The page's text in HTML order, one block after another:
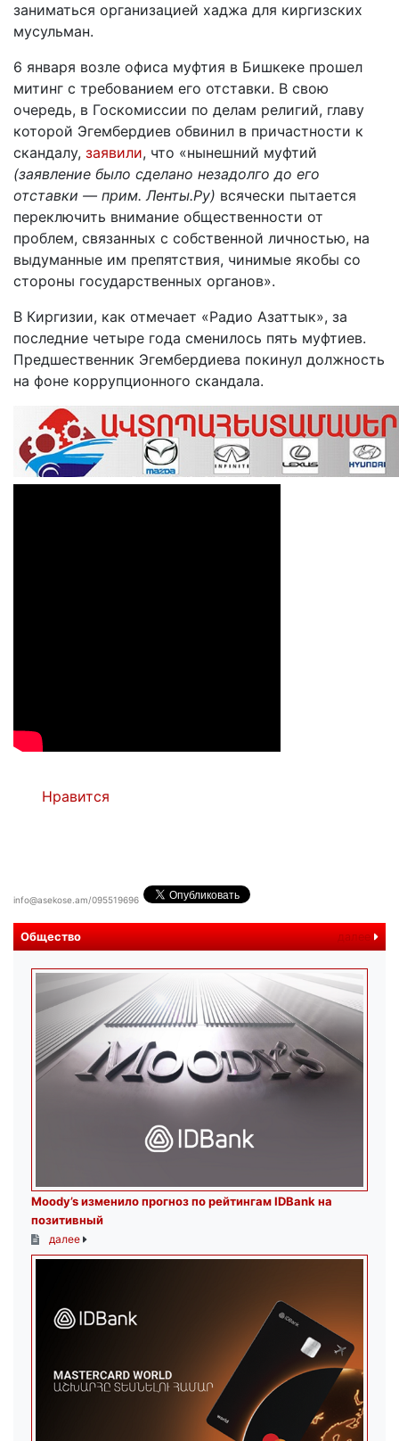
заниматься организацией хаджа для киргизских
мусульман.
6 января возле офиса муфтия в Бишкеке прошел
митинг с требованием его отставки. В свою
очередь, в Госкомиссии по делам религий, главу
которой Эгембердиев обвинил в причастности к
скандалу, заявили, что «нынешний муфтий
(заявление было сделано незадолго до его
отставки — прим. Ленты.Ру) всячески пытается
переключить внимание общественности от
проблем, связанных с собственной личностью, на
выдуманные им препятствия, чинимые якобы со
стороны государственных органов».
В Киргизии, как отмечает «Радио Азаттык», за
последние четыре года сменилось пять муфтиев.
Предшественник Эгембердиева покинул должность
на фоне коррупционного скандала.
Нравится
info@asekose.am/095519696
Общество далее
Moody’s изменило прогноз по рейтингам IDBank на
позитивный
далее